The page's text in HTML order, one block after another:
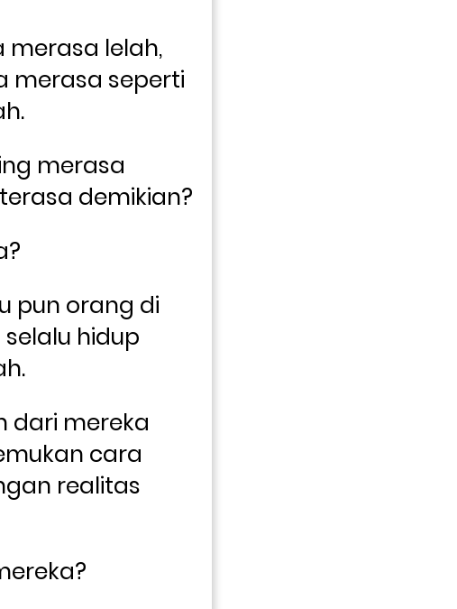
merasa lelah,
merasa seperti
merasa
demikian?
pun orang di
hidup
dari mereka
cara
realitas